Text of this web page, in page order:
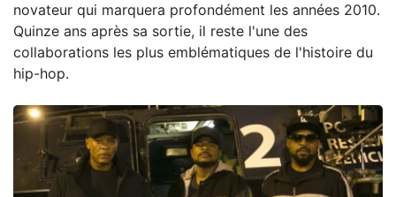
novateur qui marquera profondément les années 2010.
Quinze ans après sa sortie, il reste l'une des
collaborations les plus emblématiques de l'histoire du
hip-hop.